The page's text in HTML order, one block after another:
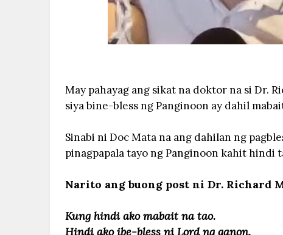
May pahayag ang sikat na doktor na si Dr.
siya bine-bless ng Panginoon ay dahil
Sinabi ni Doc Mata na ang dahilan ng
pinagpapala tayo ng Panginoon kahit hindi
Narito ang buong post ni Dr. Richard
Kung hindi ako mabait na tao.
Hindi ako ibe-bless ni Lord ng ganon.